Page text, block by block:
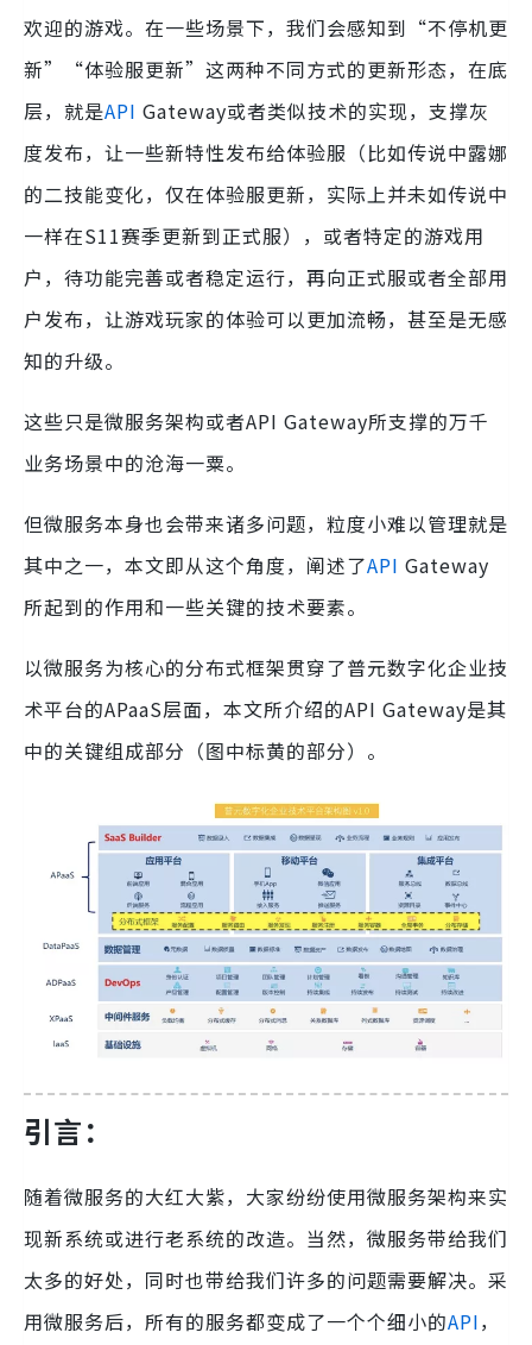
欢迎的游戏。在一些场景下，我们会感知到“不停机更
新”“体验服更新”这两种不同方式的更新形态，在底
层，就是API Gateway或者类似技术的实现，支撑灰
度发布，让一些新特性发布给体验服（比如传说中露娜
的二技能变化，仅在体验服更新，实际上并未如传说中
一样在S11赛季更新到正式服），或者特定的游戏用
户，待功能完善或者稳定运行，再向正式服或者全部用
户发布，让游戏玩家的体验可以更加流畅，甚至是无感
知的升级。
这些只是微服务架构或者API Gateway所支撑的万千
业务场景中的沧海一粟。
但微服务本身也会带来诸多问题，粒度小难以管理就是
其中之一，本文即从这个角度，阐述了API Gateway
所起到的作用和一些关键的技术要素。
以微服务为核心的分布式框架贯穿了普元数字化企业技
术平台的APaaS层面，本文所介绍的API Gateway是其
中的关键组成部分（图中标黄的部分）。
引言：
随着微服务的大红大紫，大家纷纷使用微服务架构来实
现新系统或进行老系统的改造。当然，微服务带给我们
太多的好处，同时也带给我们许多的问题需要解决。采
用微服务后，所有的服务都变成了一个个细小的API，